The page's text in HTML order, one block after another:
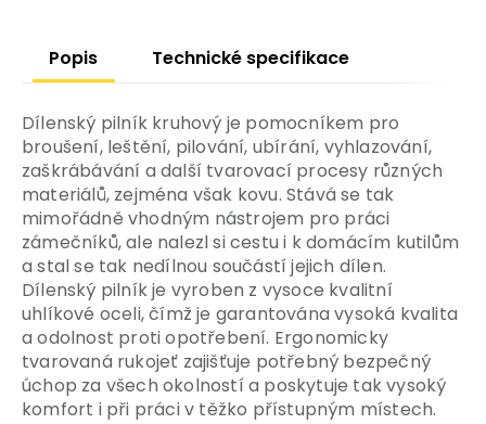
Popis Technické specifikace
Dílenský pilník kruhový je pomocníkem pro
broušení, leštění, pilování, ubírání, vyhlazování,
zaškrábávání a další tvarovací procesy různých
materiálů, zejména však kovu. Stává se tak
mimořádně vhodným nástrojem pro práci
zámečníků, ale nalezl si cestu i k domácím kutilům
a stal se tak nedílnou součástí jejich dílen.
Dílenský pilník je vyroben z vysoce kvalitní
uhlíkové oceli, čímž je garantována vysoká kvalita
a odolnost proti opotřebení. Ergonomicky
tvarovaná rukojeť zajišťuje potřebný bezpečný
úchop za všech okolností a poskytuje tak vysoký
komfort i při práci v těžko přístupným místech.